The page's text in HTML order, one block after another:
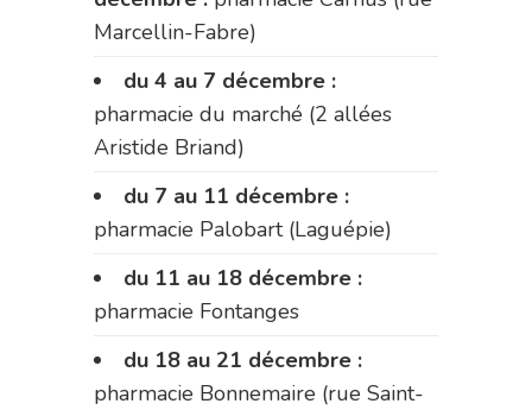
Marcellin-Fabre)
du 4 au 7 décembre :
pharmacie du marché (2 allées
Aristide Briand)
du 7 au 11 décembre :
pharmacie Palobart (Laguépie)
du 11 au 18 décembre :
pharmacie Fontanges
du 18 au 21 décembre :
pharmacie Bonnemaire (rue Saint-